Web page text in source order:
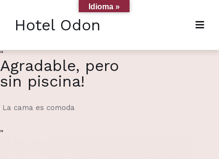
Hotel Odon
“
Agradable, pero
sin piscina!
La cama es comoda
”
Idioma »